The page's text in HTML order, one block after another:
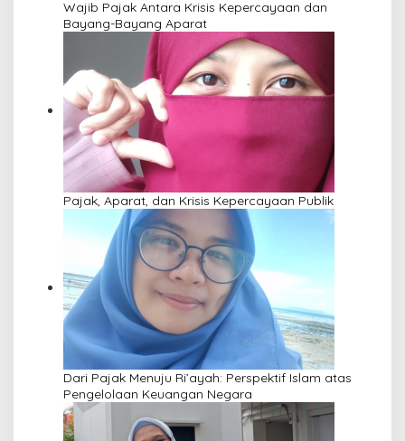
Wajib Pajak Antara Krisis Kepercayaan dan
Bayang-Bayang Aparat
Pajak, Aparat, dan Krisis Kepercayaan Publik
Dari Pajak Menuju Ri’ayah: Perspektif Islam atas
Pengelolaan Keuangan Negara